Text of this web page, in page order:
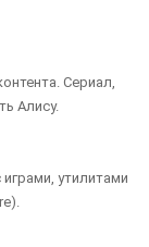
Сериал,
Алису.
утилитами